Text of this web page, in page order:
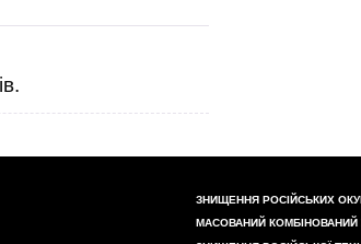
ЗНИЩЕННЯ РОСІЙСЬКИХ
МАСОВАНИЙ КОМБІНОВАНИЙ